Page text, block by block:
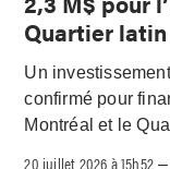
Quartier latin
Un
confirmé pour
Montréal et le
20 juillet 2026 à 15h52